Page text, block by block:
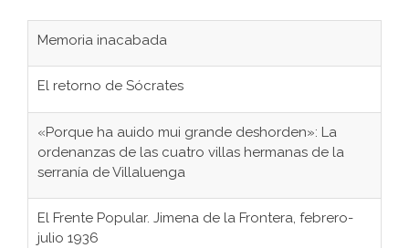
Memoria inacabada
El retorno de Sócrates
«Porque ha auido mui grande deshorden»: La
ordenanzas de las cuatro villas hermanas de la
serranía de Villaluenga
El Frente Popular. Jimena de la Frontera, febrero-
julio 1936